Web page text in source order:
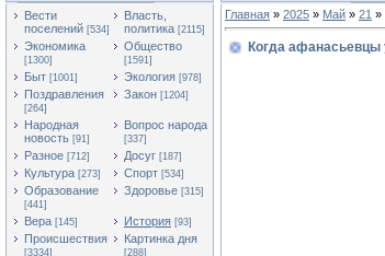
Вести
поселений [534]
Власть,
политика [2115]
Экономика
[1300]
Общество
[1591]
Быт [1001] Экология [978]
Поздравления
[264]
Закон [1204]
Народная
новость [91]
Вопрос народа
[337]
Разное [712] Досуг [187]
Культура [273] Спорт [534]
Образование
[441]
Здоровье [315]
Вера [145] История [93]
Происшествия
[3334]
Картинка дня
[288]
Главная » 2025 » Май » 21 »
Когда афанасьевцы